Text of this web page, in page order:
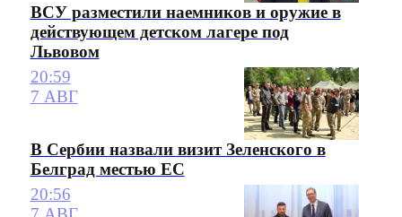
ВСУ разместили наемников и оружие в
действующем детском лагере под
Львовом
20:59
7 АВГ
В Сербии назвали визит Зеленского в
Белград местью ЕС
20:56